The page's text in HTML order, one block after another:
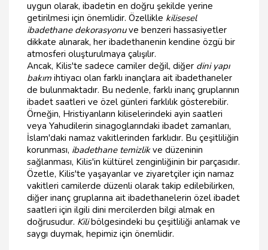
uygun olarak, ibadetin en doğru şekilde yerine
getirilmesi için önemlidir. Özellikle kilisesel
ibadethane dekorasyonuve benzeri hassasiyetler
dikkate alınarak, her ibadethanenin kendine özgü bir
atmosferi oluşturulmaya çalışılır.
Ancak, Kilis'te sadece camiler değil, diğer dini yapı
bakım ihtiyacı olan farklı inançlara ait ibadethaneler
de bulunmaktadır. Bu nedenle, farklı inanç gruplarının
ibadet saatleri ve özel günleri farklılık gösterebilir.
Örneğin, Hristiyanların kiliselerindeki ayin saatleri
veya Yahudilerin sinagoglarındaki ibadet zamanları,
İslam'daki namaz vakitlerinden farklıdır. Bu çeşitliliğin
korunması, ibadethane temizlikve düzeninin
sağlanması, Kilis'in kültürel zenginliğinin bir parçasıdır.
Özetle, Kilis'te yaşayanlar ve ziyaretçiler için namaz
vakitleri camilerde düzenli olarak takip edilebilirken,
diğer inanç gruplarına ait ibadethanelerin özel ibadet
saatleri için ilgili dini mercilerden bilgi almak en
doğrusudur. Kilibölgesindeki bu çeşitliliği anlamak ve
saygı duymak, hepimiz için önemlidir.